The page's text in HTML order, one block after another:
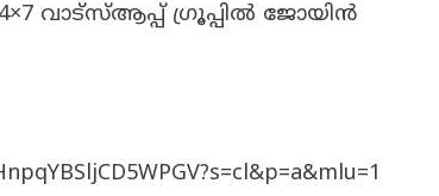
വാട്സ്ആപ്പ് ഗ്രൂപ്പിൽ ജോയിൻ